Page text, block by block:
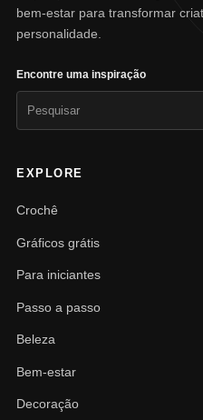
bem-estar para transformar
personalidade.
Encontre uma inspiração
EXPLORE
Crochê
Gráficos grátis
Para iniciantes
Passo a passo
Beleza
Bem-estar
Decoração